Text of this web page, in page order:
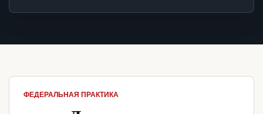
ФЕДЕРАЛЬНАЯ ПРАКТИКА